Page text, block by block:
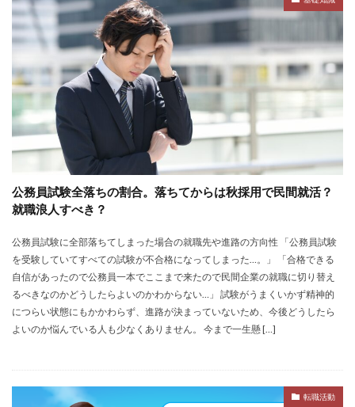
公務員試験全落ちの割合。落ちてからは秋採用で民間就活？
就職浪人すべき？
公務員試験に全部落ちてしまった場合の就職先や進路の方向性 「公務員試験
を受験していてすべての試験が不合格になってしまった…。」 「合格できる
自信があったので公務員一本でここまで来たので民間企業の就職に切り替え
るべきなのかどうしたらよいのかわからない…」 試験がうまくいかず精神的
につらい状態にもかかわらず、進路が決まっていないため、今後どうしたら
よいのか悩んでいる人も少なくありません。 今まで一生懸 […]
転職活動
サロン
仕事きつい
やめとけ
やめても生きていける
やめたい
やばい会社
やばい
もう無理 めんどくさい
メンタル
みなし手当
やり方
ミドルベンチャー
ミーツカンパニー
まったり
マイナビ新卒紹介
マイナビジョブ20'sスカウト
マイナビジョブ20's
マイナビ
マーケティング
やりたくない
やり方がわからない
ホワイト企業ランキング
不人気業界
人生終了
二次面接
中小企業
中堅企業 不利
一覧
ユニスタイル
一般事務 一生
一次面接
ワンキャリア
わからない
レバテックルーキー
リクナビ就職エージェント
リクナビ
ランキング
マーケッター
ホワイト企業
シェア
タイプ
スポナビキャリア
スポチョク